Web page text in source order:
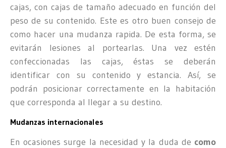
cajas, con cajas de tamaño adecuado en función del
peso de su contenido. Este es otro buen consejo de
como hacer una mudanza rapida. De esta forma, se
evitarán lesiones al portearlas. Una vez estén
confeccionadas las cajas, éstas se deberán
identificar con su contenido y estancia. Así, se
podrán posicionar correctamente en la habitación
que corresponda al llegar a su destino.
Mudanzas internacionales
En ocasiones surge la necesidad y la duda de como